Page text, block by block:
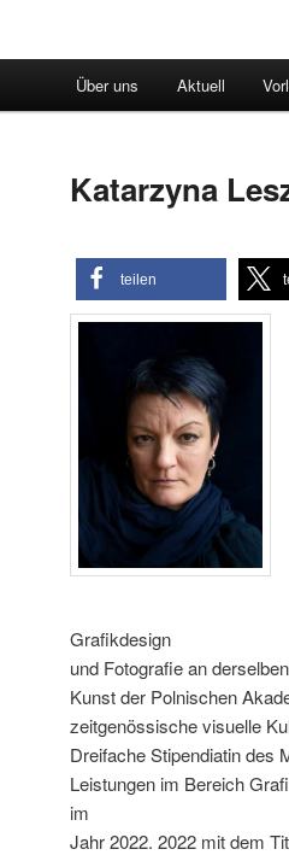
Über uns Aktuell
Katarzyna
teilen
Grafikdesign
und Fotografie an
Kunst der Polnischen
zeitgenössische visuelle
Dreifache Stipendiatin des
Leistungen im Bereich
im
Jahr 2022. 2022 mit dem